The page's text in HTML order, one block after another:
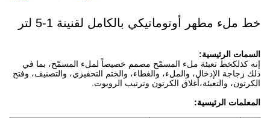
خط ملء مطهر أوتوماتيكي بالكامل لقنينة 1-5 لتر
السمات الرئيسية:
إنه كذلكخط تعبئة ملء المسمّح مصمم خصيصاً لملء المسمّح، بما في
ذلك زجاجة الإدخال، والملء، والغطاء، والختم التحفيزي، والتصنيف، وفتح
الكرتون، والتعبئة،أغلاق الكرتون وترتيب الروبوت.
المعلمات الرئيسية: